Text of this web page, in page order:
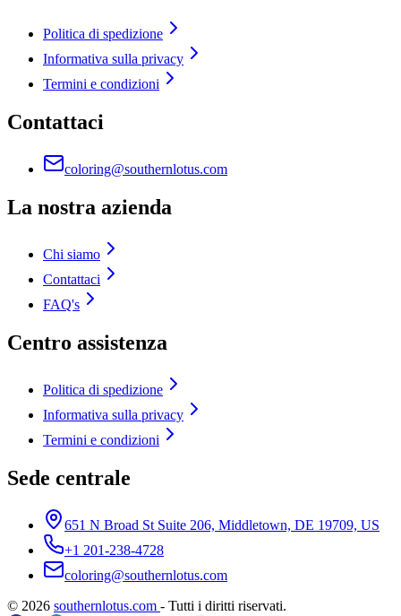
Politica di spedizione
Informativa sulla privacy
Termini e condizioni
Contattaci
coloring@southernlotus.com
La nostra azienda
Chi siamo
Contattaci
FAQ's
Centro assistenza
Politica di spedizione
Informativa sulla privacy
Termini e condizioni
Sede centrale
651 N Broad St Suite 206, Middletown, DE 19709, US
+1 201-238-4728
coloring@southernlotus.com
© 2026 southernlotus.com - Tutti i diritti riservati.